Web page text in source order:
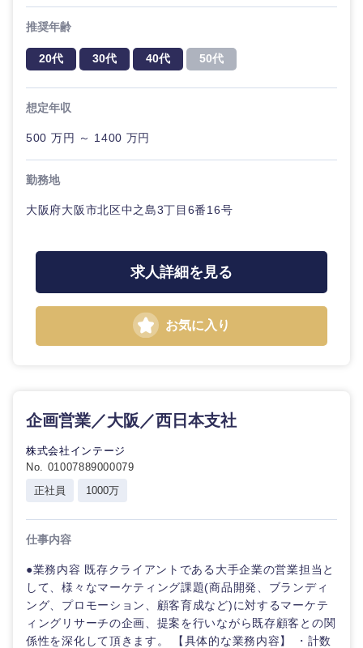
選択する
推奨年齢
20代 30代 40代 50代
想定年収
500 万円 ～ 1400 万円
勤務地
大阪府大阪市北区中之島3丁目6番16号
求人詳細を見る
お気に入り
企画営業／大阪／西日本支社
株式会社インテージ
No. 01007889000079
正社員
1000万
仕事内容
●業務内容 既存クライアントである大手企業の営業担当と
して、様々なマーケティング課題(商品開発、ブランディ
ング、プロモーション、顧客育成など)に対するマーケテ
ィングリサーチの企画、提案を行いながら既存顧客との関
係性を深化して頂きます。 【具体的な業務内容】 ・計数